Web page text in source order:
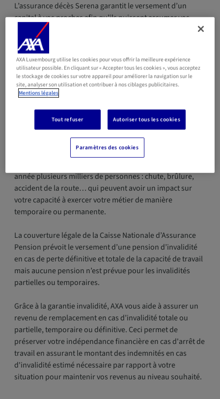
L’assurance décès Serena garantit le versement d’un
capital à vos proches afin qu’ils puissent assumer vos
obligations financières suite à votre disparition ou faire
face aux dépenses du ménage telles que les études de vos
enfants.
Rente en cas d’invalidité
temporaire ou
permanente
année plusieurs milliers de personnes : chute, brûlure,
accident de la route… qui peuvent avoir un impact sur
votre capacité à exercer votre métier de manière
temporaire ou permanente.
La couverture légale de la Caisse Nationale d’Assurance
Pension prévoit le versement d’une pension d’invalidité
en cas de perte définitive et totale de la capacité de travail
mais aucune pension n’est prévue pour les invalidités
partielles ou temporaires.
Grâce à la garantie invalidité, AXA vous aide à assurer un
revenu de remplacement en cas d’invalidité totale ou
partielle, temporaire ou définitive. Ceci permet de
préserver votre indépendance financière en cas d'arrêt de
travail en assurant le montant des indemnités en cas
d'invalidité estimé nécessaire par rapport à votre
situation pour maintenir vos revenus au niveau souhaité.
AXA Luxembourg utilise les cookies pour vous offrir la meilleure expérience
utilisateur possible. En cliquant sur « Accepter tous les cookies », vous acceptez
le stockage de cookies sur votre appareil pour améliorer la navigation sur le
site, analyser son utilisation et contribuer à nos ciblages publicitaires.
Mentions légales
Tout refuser Autoriser tous les cookies
Paramètres des cookies